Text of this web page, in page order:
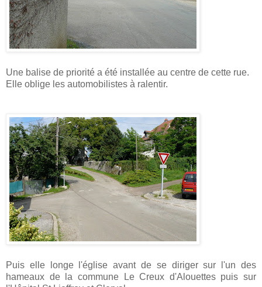
Une balise de priorité a été installée au centre de cette rue.
Elle oblige les automobilistes à ralentir.
Puis elle longe l'église avant de se diriger sur l'un des
hameaux de la commune Le Creux d'Alouettes puis sur